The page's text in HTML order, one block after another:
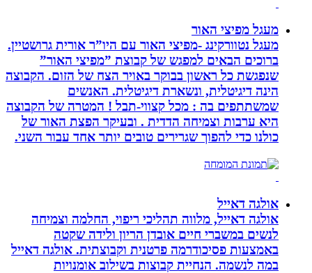
מעגל מפיצי האור
מעגל נטוורקינג -מפיצי האור עם היו”ר אורית גרושטיין.
ברוכים הבאים למפגש של קבוצת ”מפיצי האור”
שנפגשת כל ראשון בבוקר באויר הצח של הזום. הקבוצה
הינה דיגיטלית, ונשארת דיגיטלית. האנשים
שמשתתפים בה : מכל קצווי-תבל ! המטרה של הקבוצה
היא ערבות וצמיחה הדדית . ובעיקר הפצת האור של
כולנו כדי להפוך שגרירים טובים יותר אחד עבור השני.
אולגה דאייל
אולגה דאייל, מלווה תהליכי ריפוי, החלמה וצמיחה
לנשים במשברי חיים אובדן הריון ולידה שקטה
באמצעות פסיכודרמה פרטנית וקבוצתית. אולגה דאייל
במה לנשמה. ‏הנחיית קבוצות בשילוב אומנויות‏